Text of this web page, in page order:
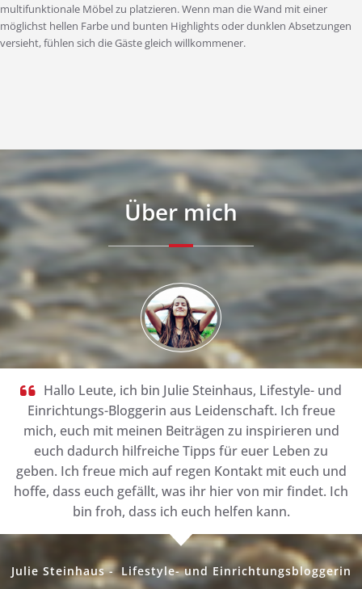
multifunktionale Möbel zu platzieren. Wenn man die Wand mit einer
möglichst hellen Farbe und bunten Highlights oder dunklen Absetzungen
versieht, fühlen sich die Gäste gleich willkommener.
Über mich
Hallo Leute, ich bin Julie Steinhaus, Lifestyle- und
Einrichtungs-Bloggerin aus Leidenschaft. Ich freue
mich, euch mit meinen Beiträgen zu inspirieren und
euch dadurch hilfreiche Tipps für euer Leben zu
geben. Ich freue mich auf regen Kontakt mit euch und
hoffe, dass euch gefällt, was ihr hier von mir findet. Ich
bin froh, dass ich euch helfen kann.
Julie Steinhaus - Lifestyle- und Einrichtungsbloggerin